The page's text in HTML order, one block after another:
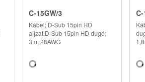
C-15GW/3
Kábel; D-Sub 15pin HD
aljzat,D-Sub 15pin HD dugó;
3m; 28AWG